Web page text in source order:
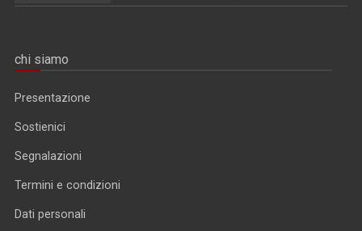
chi siamo
Presentazione
Sostienici
Segnalazioni
Termini e condizioni
Dati personali